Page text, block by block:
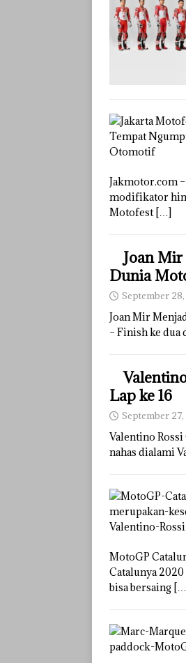
Jakmotor.com
modifikator
Motofest […]
Joan
Dunia
September
Joan Mir
– Finish ke dua
Lap ke 16
September
Valentino Rossi
nahas dialami
MotoGP
Catalunya
bisa bersaing